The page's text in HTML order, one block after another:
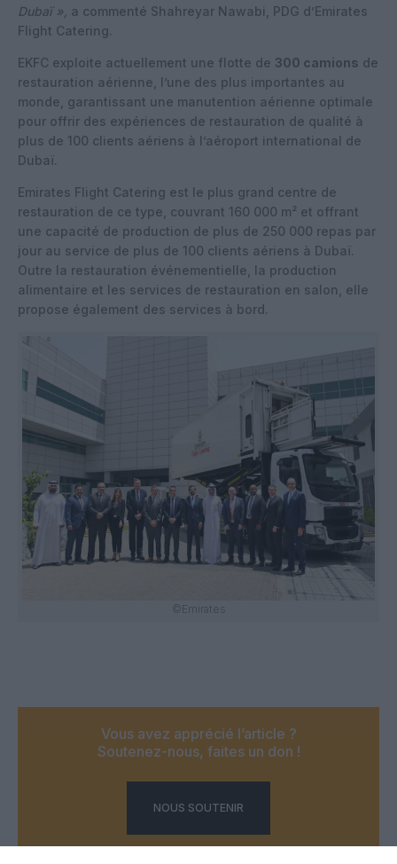
Dubaï », a commenté Shahreyar Nawabi, PDG d’Emirates
Flight Catering.
EKFC exploite actuellement une flotte de 300 camions de
restauration aérienne, l’une des plus importantes au
monde, garantissant une manutention aérienne optimale
pour offrir des expériences de restauration de qualité à
plus de 100 clients aériens à l’aéroport international de
Dubaï.
Emirates Flight Catering est le plus grand centre de
restauration de ce type, couvrant 160 000 m² et offrant
une capacité de production de plus de 250 000 repas par
jour au service de plus de 100 clients aériens à Dubaï.
Outre la restauration événementielle, la production
alimentaire et les services de restauration en salon, elle
propose également des services à bord.
©Emirates
Vous avez apprécié l’article ?
Soutenez-nous, faites un don !
NOUS SOUTENIR